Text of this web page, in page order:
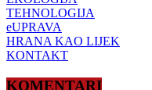
TEHNOLOGIJA
eUPRAVA
HRANA KAO LIJEK
KONTAKT
KOMENTARI